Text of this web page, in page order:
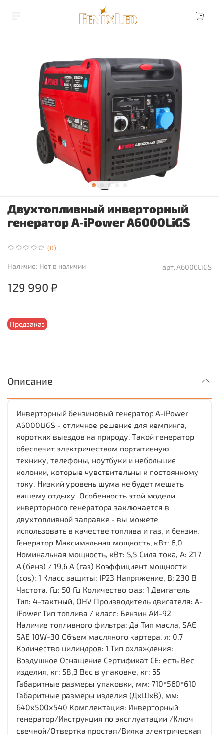
(0)
арт.A6000LiGS
Наличие: Нет в наличии
Предзаказ
Двухтопливный инверторный
генератор A-iPower A6000LiGS
129 990 ₽
Описание
Инверторный бензиновый генератор A-iPower
A6000LiGS - отличное решение для кемпинга,
коротких выездов на природу. Такой генератор
обеспечит электричеством портативную
технику, телефоны, ноутбуки и небольшие
колонки, которые чувствительны к постоянному
току. Низкий уровень шума не будет мешать
вашему отдыху. Особенность этой модели
инверторного генератора заключается в
двухтопливной заправке - вы можете
использовать в качестве топлива и газ, и бензин.
Генератор Максимальная мощность, кВт: 6,0
Номинальная мощность, кВт: 5,5 Сила тока, А: 21,7
А (бенз) / 19,6 А (газ) Коэффициент мощности
(cos): 1 Класс защиты: IP23 Напряжение, В: 230 В
Частота, Гц: 50 Гц Количество фаз: 1 Двигатель
Тип: 4-тактный, OHV Производитель двигателя: A-
iPower Тип топлива / класс: Бензин АИ-92
Наличие топливного фильтра: Да Тип масла, SAE:
SAE 10W-30 Объем масляного картера, л: 0,7
Количество цилиндров: 1 Тип охлаждения:
Воздушное Оснащение Сертификат СЕ: есть Вес
изделия, кг: 58,3 Вес в упаковке, кг: 65
Габаритные размеры упаковки, мм: 710*560*610
Габаритные размеры изделия (ДхШхВ), мм:
640х500х540 Комплектация: Инверторный
генератор/Инструкция по эксплуатации /Ключ
свечной/Отвертка простая/Вилка электрическая